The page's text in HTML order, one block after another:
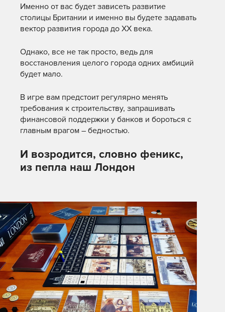
Именно от вас будет зависеть развитие
столицы Британии и именно вы будете задавать
вектор развития города до ХХ века.
Однако, все не так просто, ведь для
восстановления целого города одних амбиций
будет мало.
В игре вам предстоит регулярно менять
требования к строительству, запрашивать
финансовой поддержки у банков и бороться с
главным врагом – бедностью.
И возродится, словно феникс,
из пепла наш Лондон